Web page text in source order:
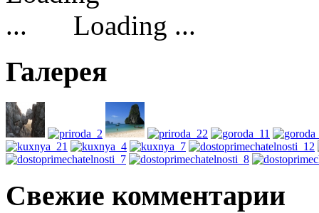
Loading ...
Галерея
Свежие комментарии